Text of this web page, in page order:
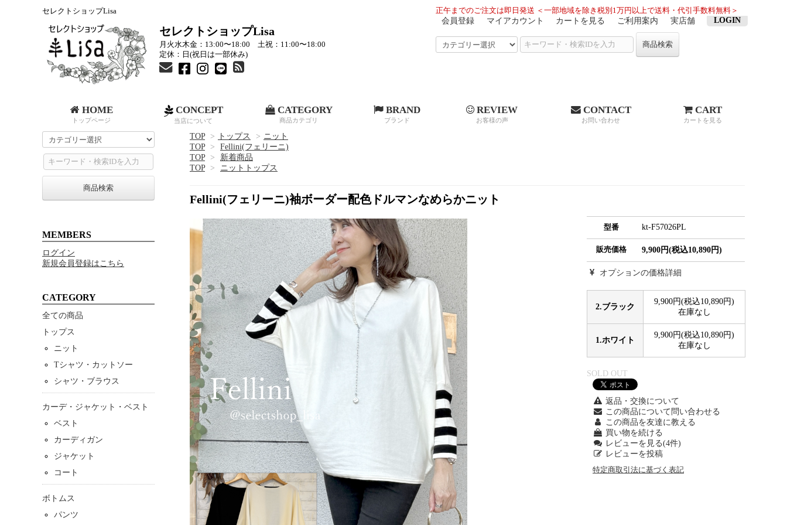
正午までのご注文は即日発送 ＜一部地域を除き税別1万円以上で送料・代引手数料無料＞
会員登録 マイアカウント カートを見る ご利用案内 実店舗 LOGIN
商品検索
セレクトショップLisa
セレクトショップLisa
月火水木金：13:00〜18:00 土祝：11:00〜18:00
定休：日(祝日は一部休み)
HOME
トップページ
CONCEPT
当店について
CATEGORY
商品カテゴリ
BRAND
ブランド
REVIEW
お客様の声
CONTACT
お問い合わせ
CART
カートを見る
TOP > トップス > ニット
TOP
>
Fellini(フェリーニ)
TOP
>
新着商品
TOP
> ニットトップス
Fellini(フェリーニ)袖ボーダー配色ドルマンなめらかニット
型番 kt-F57026PL
販売価格 9,900円(税込10,890円)
オプションの価格詳細
2.ブラック
9,900円(税込10,890円)
在庫なし
1.ホワイト
9,900円(税込10,890円)
在庫なし
SOLD OUT
返品・交換について
この商品について問い合わせる
この商品を友達に教える
買い物を続ける
レビューを見る(4件)
レビューを投稿
特定商取引法に基づく表記
商品検索
MEMBERS
ログイン
新規会員登録はこちら
CATEGORY
全ての商品
トップス
ニット
Tシャツ・カットソー
シャツ・ブラウス
カーデ・ジャケット・ベスト
ベスト
カーディガン
ジャケット
コート
ボトムス
パンツ